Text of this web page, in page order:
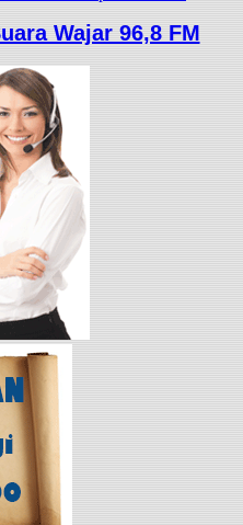
Wajar 96,8 FM